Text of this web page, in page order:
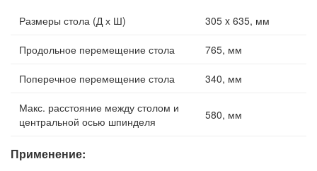
Размеры стола (Д х Ш) 305 x 635, мм
Продольное перемещение стола 765, мм
Поперечное перемещение стола 340, мм
Макс. расстояние между столом и
центральной осью шпинделя
580, мм
Применение: